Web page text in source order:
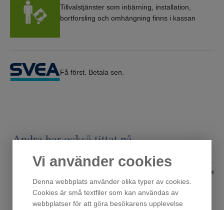
Vi använder cookies
Denna webbplats använder olika typer av cookies.
Cookies är små textfiler som kan användas av
webbplatser för att göra besökarens upplevelse
Tillvalstjänster som inbärning, installation,
bortforsling och omhängning finns i kassan
Få först. Betala sen.
Andra har också tittat på